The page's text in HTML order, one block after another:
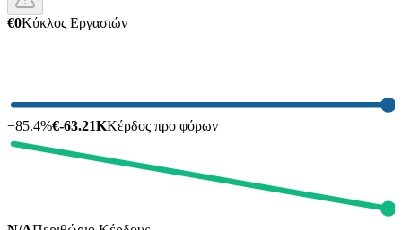
€0Κύκλος Εργασιών
−85.4%€-63.21KΚέρδος προ φόρων